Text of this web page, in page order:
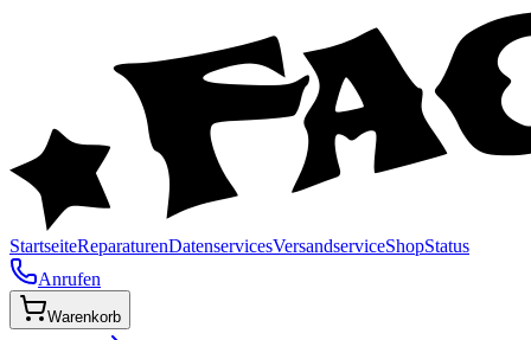
StartseiteReparaturenDatenservicesVersandserviceShopStatus
Anrufen
Warenkorb